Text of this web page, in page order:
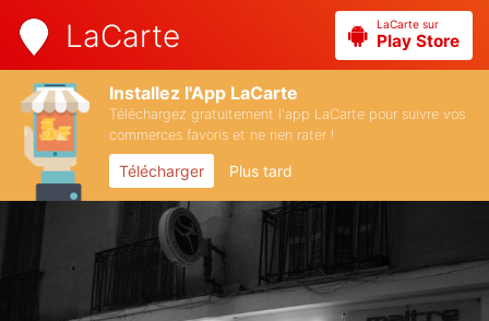
LaCarte LaCarte sur
Play Store
Installez l'App LaCarte
Téléchargez gratuitement l'app LaCarte pour suivre vos
commerces favoris et ne rien rater !
Télécharger Plus tard